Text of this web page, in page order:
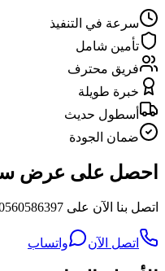
سرعة في التنفيذ
تأمين شامل
فريق محترف
خبرة طويلة
أسطول حديث
ضمان الجودة
احصل على عرض سعر
اتصل بنا الآن على 0560586397 للحصول على استشارة مجانية
اتصل الآن واتساب